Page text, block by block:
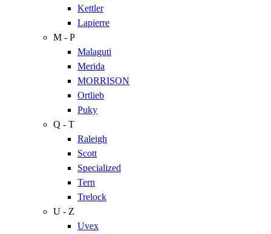
Kettler
Lapierre
M - P
Malaguti
Merida
MORRISON
Ortlieb
Puky
Q - T
Raleigh
Scott
Specialized
Tern
Trelock
U - Z
Uvex